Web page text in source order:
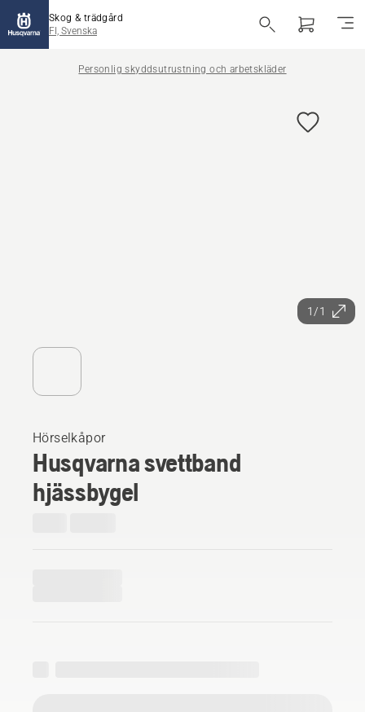
Skog & trädgård
FI, Svenska
Personlig skyddsutrustning och arbetskläder
1/1
Hörselkåpor
Husqvarna svettband
hjässbygel